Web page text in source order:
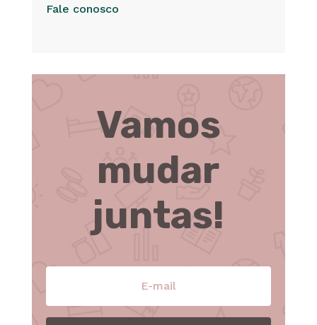
Fale conosco
Vamos
mudar
juntas!